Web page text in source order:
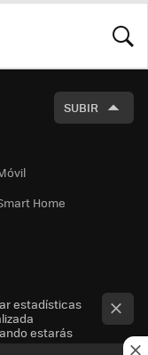
SUBIR
Home
estadísticas
estarás